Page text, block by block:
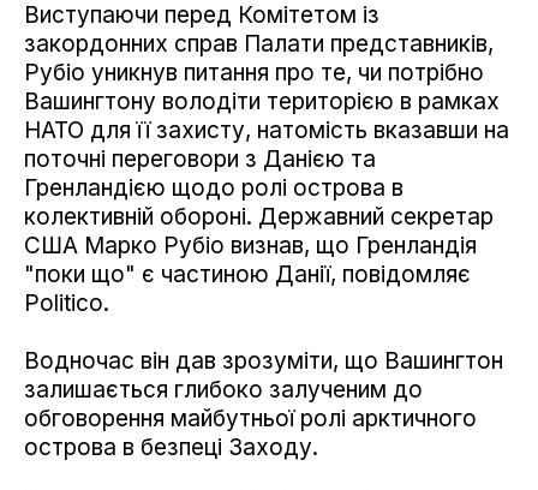
Виступаючи перед Комітетом із
закордонних справ Палати представників,
Рубіо уникнув питання про те, чи потрібно
Вашингтону володіти територією в рамках
НАТО для її захисту, натомість вказавши на
поточні переговори з Данією та
Гренландією щодо ролі острова в
колективній обороні. Державний секретар
США Марко Рубіо визнав, що Гренландія
"поки що" є частиною Данії, повідомляє
Politico.
Водночас він дав зрозуміти, що Вашингтон
залишається глибоко залученим до
обговорення майбутньої ролі арктичного
острова в безпеці Заходу.